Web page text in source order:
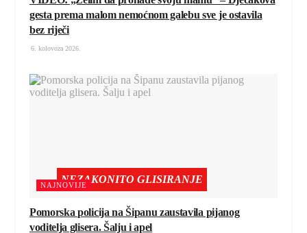
gesta prema malom nemoćnom galebu sve je ostavila
bez riječi
6. kolovoza 2026.
NEZAKONITO GLISIRANJE
NAJNOVIJE
Pomorska policija na Šipanu zaustavila pijanog
voditelja glisera. Šalju i apel